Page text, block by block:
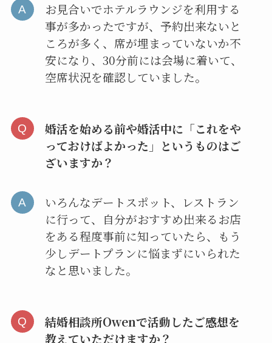
お見合いでホテルラウンジを利用する
事が多かったですが、予約出来ないと
ころが多く、席が埋まっていないか不
安になり、30分前には会場に着いて、
空席状況を確認していました。
婚活を始める前や婚活中に「これをや
っておけばよかった」というものはご
ざいますか？
いろんなデートスポット、レストラン
に行って、自分がおすすめ出来るお店
をある程度事前に知っていたら、もう
少しデートプランに悩まずにいられた
なと思いました。
結婚相談所Owenで活動したご感想を
教えていただけますか？